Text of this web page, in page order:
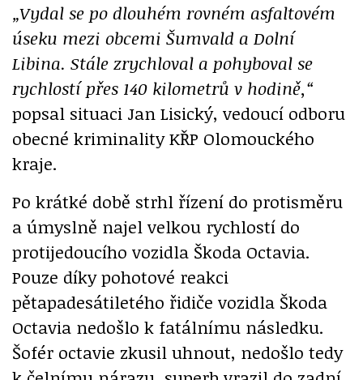
„Vydal se po dlouhém rovném asfaltovém
úseku mezi obcemi Šumvald a Dolní
Libina. Stále zrychloval a pohyboval se
rychlostí přes 140 kilometrů v hodině,“
popsal situaci Jan Lisický, vedoucí odboru
obecné kriminality KŘP Olomouckého
kraje.
Po krátké době strhl řízení do protisměru
a úmyslně najel velkou rychlostí do
protijedoucího vozidla Škoda Octavia.
Pouze díky pohotové reakci
pětapadesátiletého řidiče vozidla Škoda
Octavia nedošlo k fatálnímu následku.
Šofér octavie zkusil uhnout, nedošlo tedy